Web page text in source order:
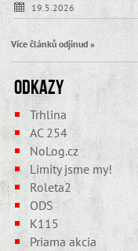
19.5.2026
Více článků odjinud »
Odkazy
Trhlina
AC 254
NoLog.cz
Limity jsme my!
Roleta2
ODS
K115
Priama akcia